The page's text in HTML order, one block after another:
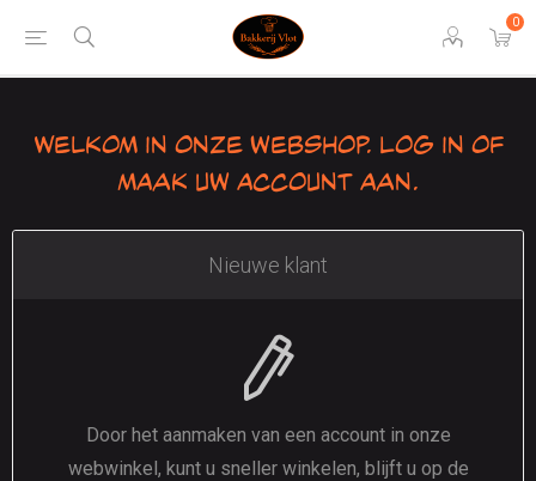
0
Welkom in onze webshop. Log in of
maak uw account aan.
Nieuwe klant
Door het aanmaken van een account in onze
webwinkel, kunt u sneller winkelen, blijft u op de